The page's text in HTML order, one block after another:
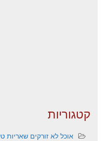
קטגוריות
אוכל לא זורקים